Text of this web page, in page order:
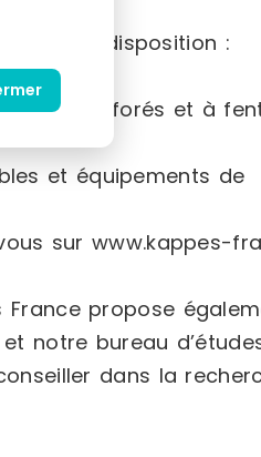
met à disposition :
perforés et à
et équipements de
sur www.kappes-
propose
notre bureau
dans la